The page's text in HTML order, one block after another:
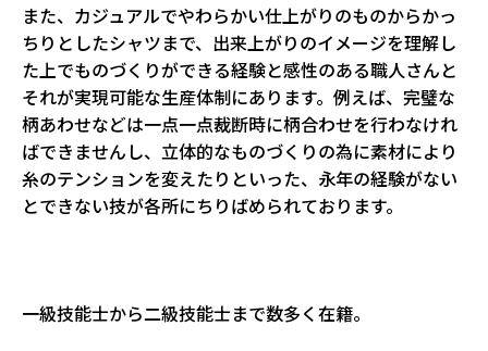
また、カジュアルでやわらかい仕上がりのものからかっ
ちりとしたシャツまで、出来上がりのイメージを理解し
た上でものづくりができる経験と感性のある職人さんと
それが実現可能な生産体制にあります。例えば、完璧な
柄あわせなどは一点一点裁断時に柄合わせを行わなけれ
ばできませんし、立体的なものづくりの為に素材により
糸のテンションを変えたりといった、永年の経験がない
とできない技が各所にちりばめられております。
一級技能士から二級技能士まで数多く在籍。